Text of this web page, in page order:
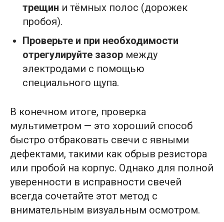
трещин и тёмных полос (дорожек
пробоя).
Проверьте и при необходимости
отрегулируйте зазор между
электродами с помощью
специального щупа.
В конечном итоге, проверка
мультиметром — это хороший способ
быстро отбраковать свечи с явными
дефектами, такими как обрыв резистора
или пробой на корпус. Однако для полной
уверенности в исправности свечей
всегда сочетайте этот метод с
внимательным визуальным осмотром.